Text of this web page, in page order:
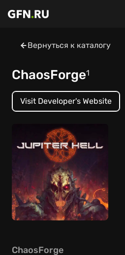
Вернуться к каталогу
ChaosForge1
Visit Developer's Website
ChaosForge